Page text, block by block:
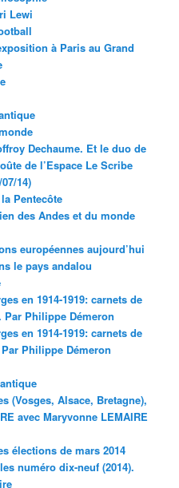
Lewi
à Paris au Grand
Dechaume. Et le duo de
de l’Espace Le Scribe
14)
Pentecôte
des Andes et du monde
européennes aujourd’hui
le pays andalou
en 1914-1919: carnets de
Par Philippe Démeron
en 1914-1919: carnets de
Philippe Démeron
(Vosges, Alsace, Bretagne),
avec Maryvonne LEMAIRE
élections de mars 2014
numéro dix-neuf (2014).